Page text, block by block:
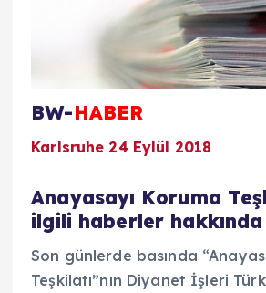
BW-HABER
Karlsruhe 24 Eylül 2018
Anayasayı Koruma
ilgili haberler hakkında
Son günlerde basında
Teşkilatı”nın Diyanet İşleri